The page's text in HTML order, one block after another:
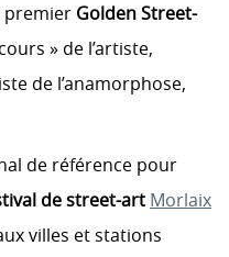
premier Golden Street-
» de l’artiste,
de l’anamorphose,
de référence pour
de street-art Morlaix
villes et stations